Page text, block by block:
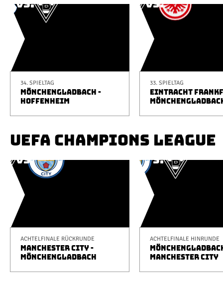
34. SPIELTAG
MÖNCHENGLADBACH -
HOFFENHEIM
33. SPIELTAG
EINTRACHT
UEFA CHAMPIONS LEAGUE
ACHTELFINALE RÜCKRUNDE
MANCHESTER CITY -
MÖNCHENGLADBACH
ACHTELFINALE HINRUNDE
MANCHESTER CITY